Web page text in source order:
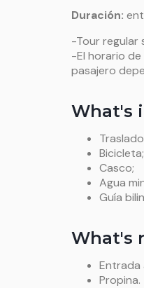
Duración:
-Tour regular
-El horario
pasajero
What's
Bicicleta;
Casco;
Agua
Guía
What's
Entrada
Propina.